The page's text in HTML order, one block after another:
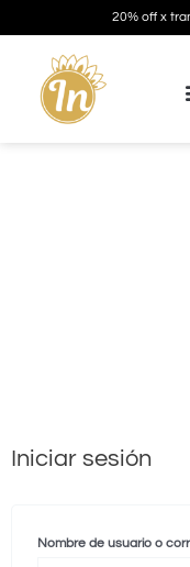
20% off x
Iniciar sesión
Nombre de usuario o